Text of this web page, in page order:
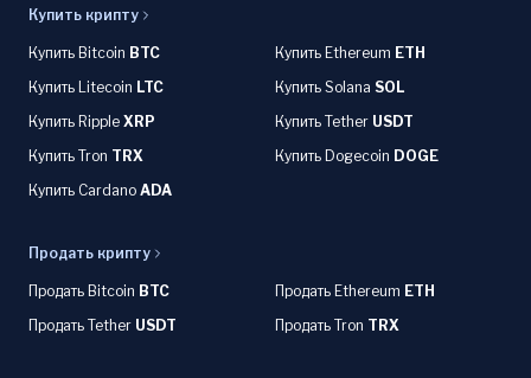
Купить крипту
Купить Bitcoin BTC Купить Ethereum ETH
Купить Litecoin LTC Купить Solana SOL
Купить Ripple XRP Купить Tether USDT
Купить Tron TRX Купить Dogecoin DOGE
Купить Cardano ADA
Продать крипту
Продать Bitcoin BTC Продать Ethereum ETH
Продать Tether USDT Продать Tron TRX